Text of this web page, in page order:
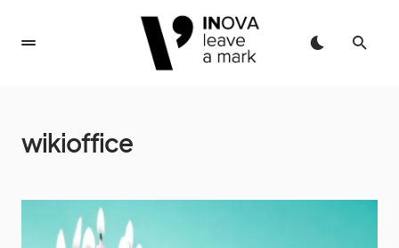
wikioffice